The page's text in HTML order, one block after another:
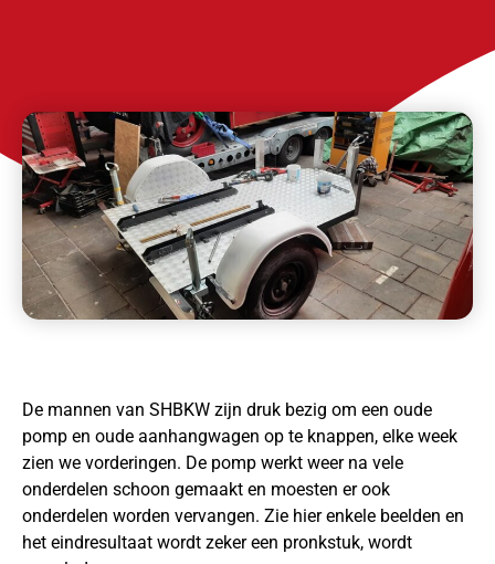
De mannen van SHBKW zijn druk bezig om een oude
pomp en oude aanhangwagen op te knappen, elke week
zien we vorderingen. De pomp werkt weer na vele
onderdelen schoon gemaakt en moesten er ook
onderdelen worden vervangen. Zie hier enkele beelden en
het eindresultaat wordt zeker een pronkstuk, wordt